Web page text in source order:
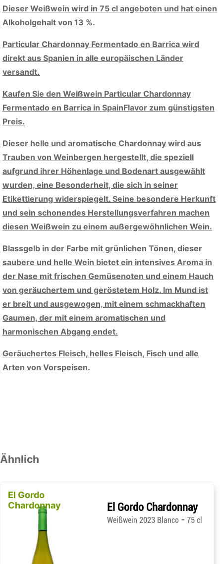
Dieser Weißwein wird in 75 cl angeboten und hat einen
Alkoholgehalt von 13 %.
Particular Chardonnay Fermentado en Barrica wird
direkt aus Spanien in alle europäischen Länder
versandt.
Kaufen Sie den Weißwein Particular Chardonnay
Fermentado en Barrica in SpainFlavor zum günstigsten
Preis.
Dieser helle und aromatische Chardonnay wird aus
Trauben von Weinbergen hergestellt, die speziell
aufgrund ihrer Höhenlage und Bodenart ausgewählt
wurden, eine Besonderheit, die sich in seiner
Etikettierung widerspiegelt. Seine besondere Herkunft
und sein schonendes Herstellungsverfahren machen
diesen Weißwein zu einem außergewöhnlichen Wein.
Blassgelb in der Farbe mit grünlichen Tönen, dieser
saubere und helle Wein bietet ein intensives Aroma in
der Nase mit frischen Gemüsenoten und einem Hauch
von geräuchertem und geröstetem Holz. Im Mund ist
er breit und ausgewogen, mit einem schmackhaften
Gaumen, der mit einem aromatischen und
harmonischen Abgang endet.
Geräuchertes Fleisch, helles Fleisch, Fisch und alle
Arten von Vorspeisen.
Ähnlich
El Gordo
Chardonnay
El Gordo Chardonnay
Weißwein 2023 Blanco -75 cl